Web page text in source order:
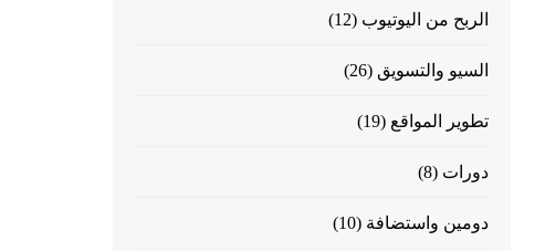
الربح من اليوتيوب (12)
السيو والتسويق (26)
تطوير المواقع (19)
دورات (8)
دومين واستضافة (10)